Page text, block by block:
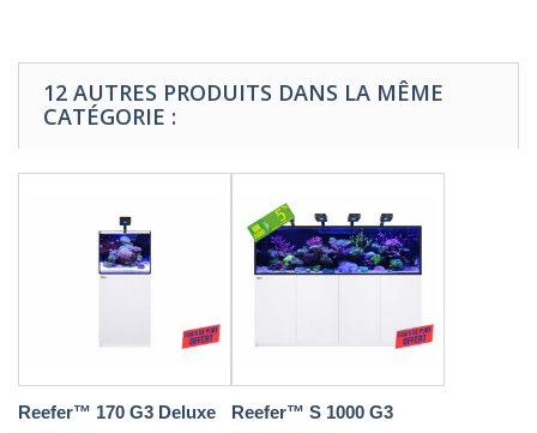
12 AUTRES PRODUITS DANS LA MÊME
CATÉGORIE :
Reefer™ 170 G3 Deluxe
Reefer™ S 1000 G3